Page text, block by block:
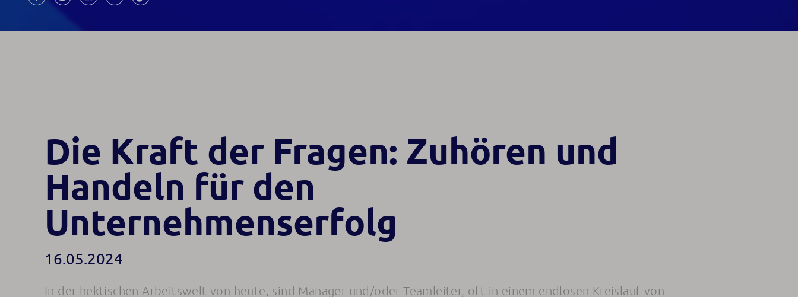
Die Kraft der Fragen: Zuhören und
Handeln für den
Unternehmenserfolg
16.05.2024
In der hektischen Arbeitswelt von heute, sind Manager und/oder Teamleiter, oft in einem endlosen Kreislauf von